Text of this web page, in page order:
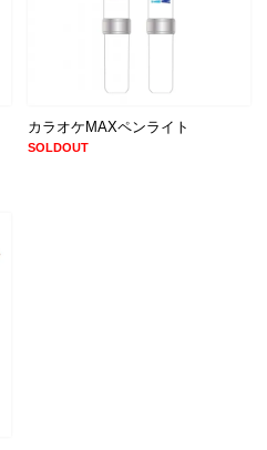
カラオケMAXペンライト
SOLDOUT